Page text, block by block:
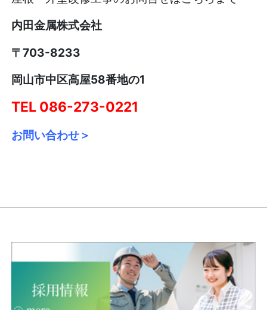
内田金属株式会社
〒703-8233
岡山市中区高屋58番地の1
TEL 086-273-0221
お問い合わせ＞